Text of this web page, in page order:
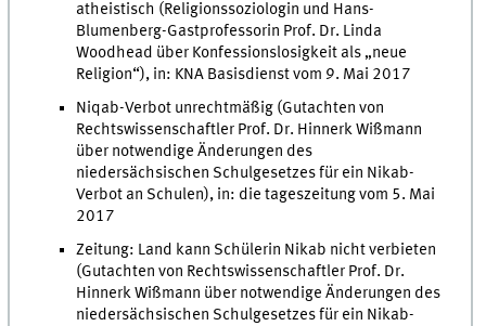
atheistisch (Religionssoziologin und Hans-
Blumenberg-Gastprofessorin Prof. Dr. Linda
Woodhead über Konfessionslosigkeit als „neue
Religion“), in: KNA Basisdienst vom 9. Mai 2017
Niqab-Verbot unrechtmäßig (Gutachten von
Rechtswissenschaftler Prof. Dr. Hinnerk Wißmann
über notwendige Änderungen des
niedersächsischen Schulgesetzes für ein Nikab-
Verbot an Schulen), in: die tageszeitung vom 5. Mai
2017
Zeitung: Land kann Schülerin Nikab nicht verbieten
(Gutachten von Rechtswissenschaftler Prof. Dr.
Hinnerk Wißmann über notwendige Änderungen des
niedersächsischen Schulgesetzes für ein Nikab-